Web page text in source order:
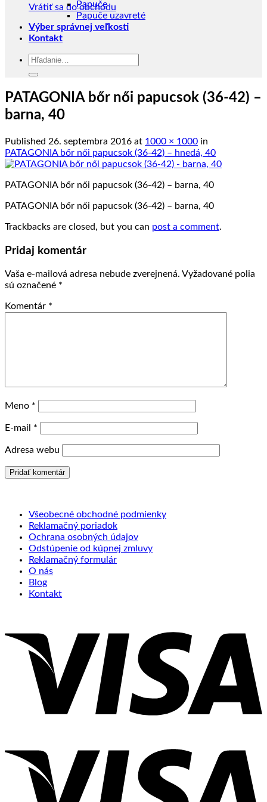
Vrátiť sa do obchodu
Papuče
Papuče uzavreté
Výber správnej veľkosti
Kontakt
Hľadať:
PATAGONIA bőr női papucsok (36-42) –
barna, 40
Published 26. septembra 2016 at 1000 × 1000 in
PATAGONIA bőr női papucsok (36-42) – hnedá, 40
PATAGONIA bőr női papucsok (36-42) – barna, 40
PATAGONIA bőr női papucsok (36-42) – barna, 40
Trackbacks are closed, but you can post a comment.
Pridaj komentár
Vaša e-mailová adresa nebude zverejnená. Vyžadované polia
sú označené *
Komentár *
Meno *
E-mail *
Adresa webu
Všeobecné obchodné podmienky
Reklamačný poriadok
Ochrana osobných údajov
Odstúpenie od kúpnej zmluvy
Reklamačný formulár
O nás
Blog
Kontakt